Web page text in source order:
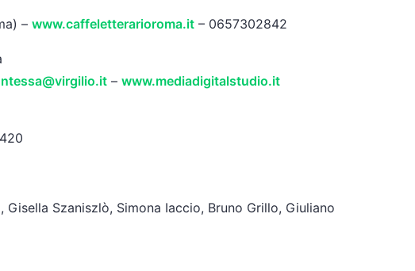
– www.caffeletterarioroma.it – 0657302842
– www.mediadigitalstudio.it
Gisella Szaniszlò, Simona Iaccio, Bruno Grillo, Giuliano